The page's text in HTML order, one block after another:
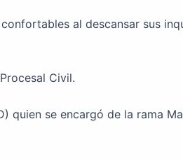
al descansar sus
Civil.
quien se encargó de la rama